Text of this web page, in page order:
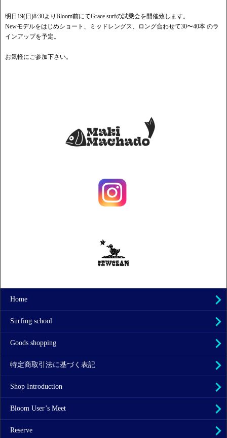
明日19(日)8:30よりBloom前にてGrace surfの試乗会を開催致します。
Newモデルをはじめショート、ミッドレングス、ロング合わせて30〜40本 のラ
インアップを予定。
お気軽にご参加下さい。
Home
Surfing school
Goods shopping
特定商取引法に基づく表記
Shop Introduction
Bloom User’s Meet
Reserve